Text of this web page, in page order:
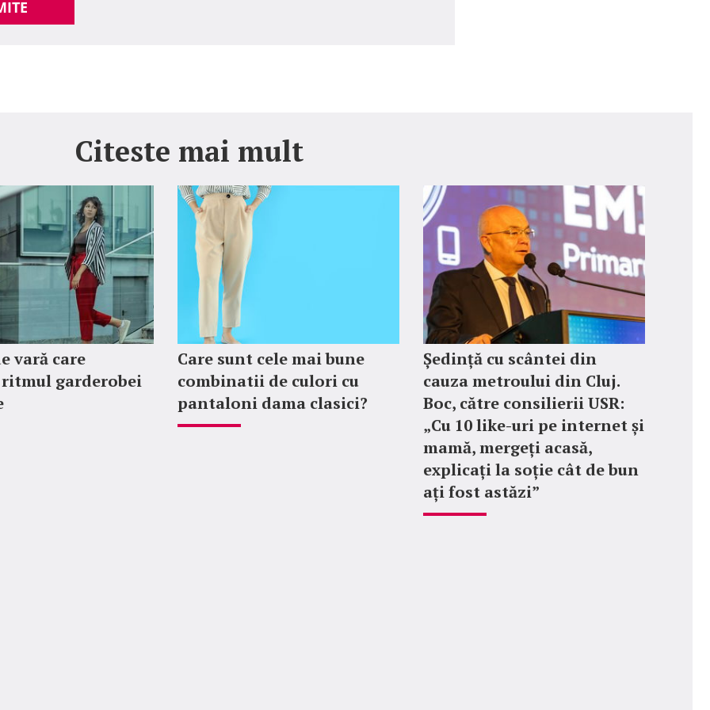
Citeste mai mult
vară care
garderobei
Care sunt cele mai bune
combinatii de culori cu
pantaloni dama clasici?
Ședință cu scântei din
cauza metroului din Cluj.
Boc, către consilierii USR:
„Cu 10 like-uri pe internet și
mamă, mergeți acasă,
explicați la soție cât de bun
ați fost astăzi”